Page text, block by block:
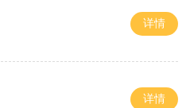
详情
详情